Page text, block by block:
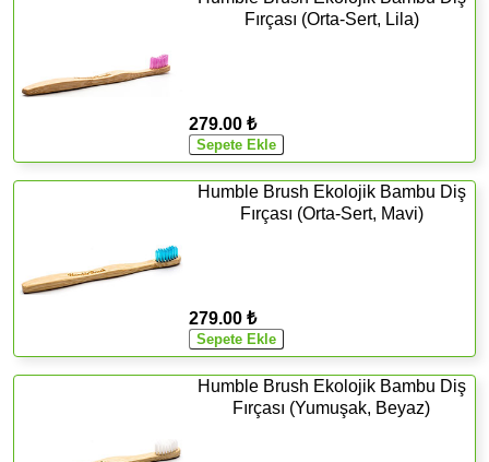
Fırçası (Orta-Sert, Lila)
279.00 ₺
Humble Brush Ekolojik Bambu Diş
Fırçası (Orta-Sert, Mavi)
279.00 ₺
Humble Brush Ekolojik Bambu Diş
Fırçası (Yumuşak, Beyaz)